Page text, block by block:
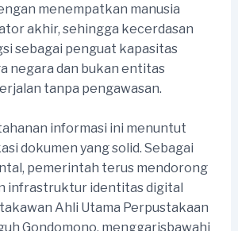
menempatkan manusia
akhir, sehingga kecerdasan
sebagai penguat kapasitas
negara dan bukan entitas
tanpa pengawasan.
informasi ini menuntut
dokumen yang solid. Sebagai
pemerintah terus mendorong
infrastruktur identitas digital
Ahli Utama Perpustakaan
Gondomono, menggarisbawahi